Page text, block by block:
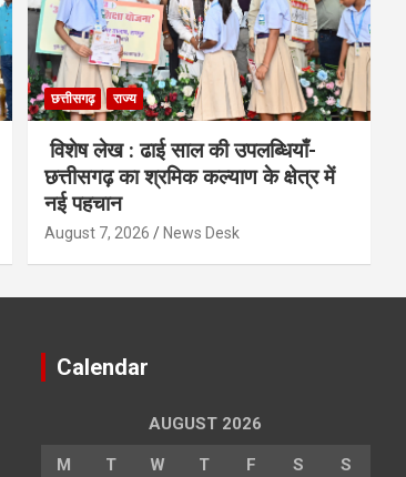
छत्तीसगढ़ राज्य
विशेष लेख : ढाई साल की उपलब्धियाँ-
छत्तीसगढ़ का श्रमिक कल्याण के क्षेत्र में
नई पहचान
August 7, 2026 News Desk
Calendar
AUGUST 2026
M T W T F S S